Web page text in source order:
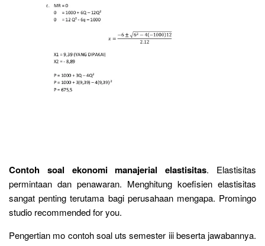
Contoh soal ekonomi manajerial elastisitas. Elastisitas
permintaan dan penawaran. Menghitung koefisien elastisitas
sangat penting terutama bagi perusahaan mengapa. Promingo
studio recommended for you.
Pengertian mo contoh soal uts semester iii beserta jawabannya.